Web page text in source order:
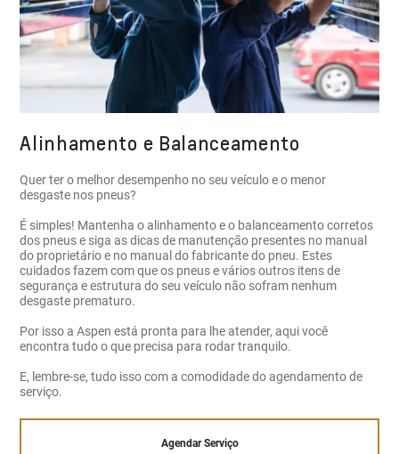
Alinhamento e Balanceamento
Quer ter o melhor desempenho no seu veículo e o menor
desgaste nos pneus?
É simples! Mantenha o alinhamento e o balanceamento corretos
dos pneus e siga as dicas de manutenção presentes no manual
do proprietário e no manual do fabricante do pneu. Estes
cuidados fazem com que os pneus e vários outros itens de
segurança e estrutura do seu veículo não sofram nenhum
desgaste prematuro.
Por isso a Aspen está pronta para lhe atender, aqui você
encontra tudo o que precisa para rodar tranquilo.
E, lembre-se, tudo isso com a comodidade do agendamento de
serviço.
Agendar Serviço